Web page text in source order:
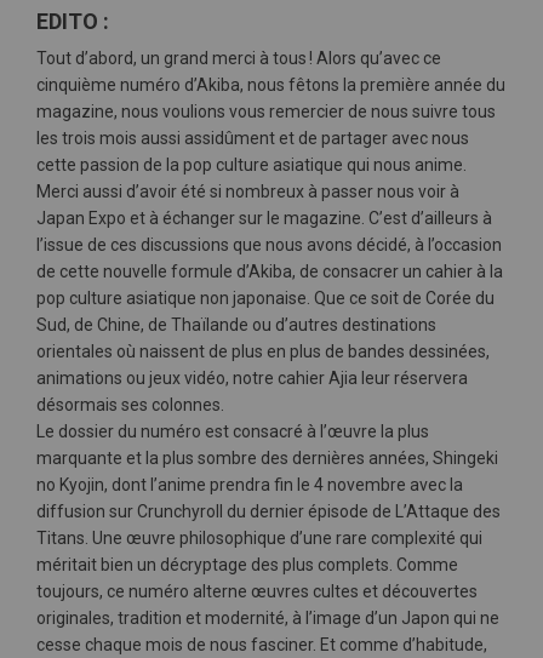
EDITO :
Tout d’abord, un grand merci à tous ! Alors qu’avec ce
cinquième numéro d’Akiba, nous fêtons la première année du
magazine, nous voulions vous remercier de nous suivre tous
les trois mois aussi assidûment et de partager avec nous
cette passion de la pop culture asiatique qui nous anime.
Merci aussi d’avoir été si nombreux à passer nous voir à
Japan Expo et à échanger sur le magazine. C’est d’ailleurs à
l’issue de ces discussions que nous avons décidé, à l’occasion
de cette nouvelle formule d’Akiba, de consacrer un cahier à la
pop culture asiatique non japonaise. Que ce soit de Corée du
Sud, de Chine, de Thaïlande ou d’autres destinations
orientales où naissent de plus en plus de bandes dessinées,
animations ou jeux vidéo, notre cahier Ajia leur réservera
désormais ses colonnes.
Le dossier du numéro est consacré à l’œuvre la plus
marquante et la plus sombre des dernières années, Shingeki
no Kyojin, dont l’anime prendra fin le 4 novembre avec la
diffusion sur Crunchyroll du dernier épisode de L’Attaque des
Titans. Une œuvre philosophique d’une rare complexité qui
méritait bien un décryptage des plus complets. Comme
toujours, ce numéro alterne œuvres cultes et découvertes
originales, tradition et modernité, à l’image d’un Japon qui ne
cesse chaque mois de nous fasciner. Et comme d’habitude,